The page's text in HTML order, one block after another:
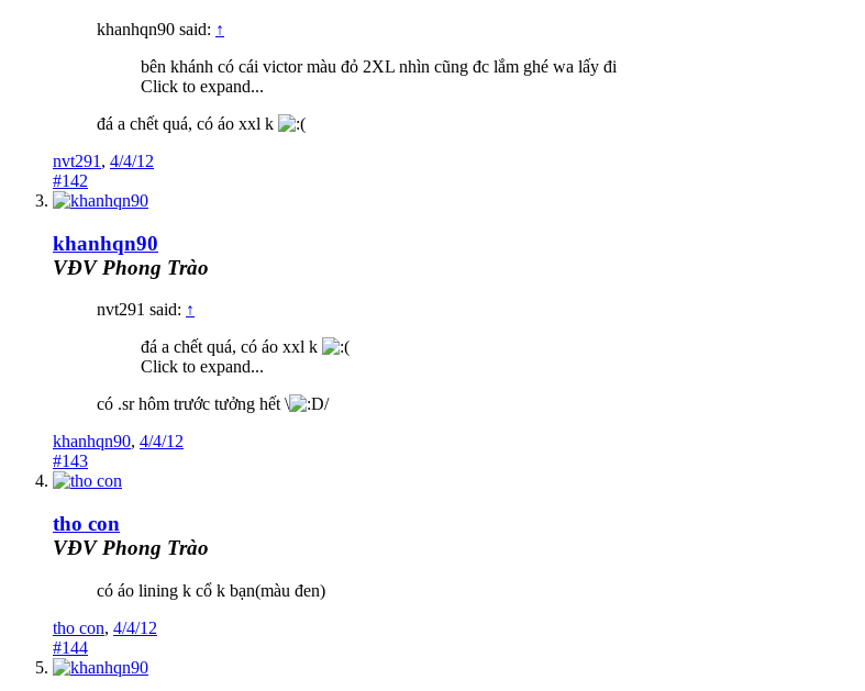
khanhqn90 said: ↑
bên khánh có cái victor màu đỏ 2XL nhìn cũng đc lắm ghé wa lấy đi
Click to expand...
đá a chết quá, có áo xxl k
nvt291 , 4/4/12
#142
khanhqn90
VĐV Phong Trào
nvt291 said: ↑
đá a chết quá, có áo xxl k
Click to expand...
có .sr hôm trước tưởng hết \
/
khanhqn90, 4/4/12
#143
tho con
VĐV Phong Trào
có áo lining k cổ k bạn(màu đen)
tho con, 4/4/12
#144